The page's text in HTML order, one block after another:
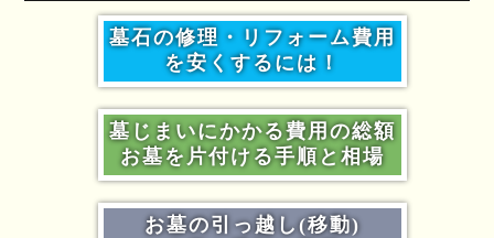
墓石の修理・リフォーム費用
を安くするには！
墓じまいにかかる費用の総額
お墓を片付ける手順と相場
お墓の引っ越し(移動)